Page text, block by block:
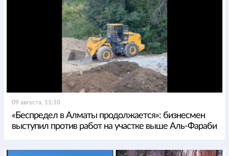
09 августа, 11:10
«Беспредел в Алматы продолжается»: бизнесмен
выступил против работ на участке выше Аль-Фараби